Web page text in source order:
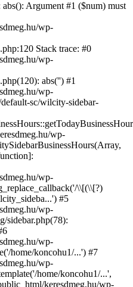
Argument #1 ($num) must
wp-
Stack trace: #0
wp-
abs('') #1
wp-
sc/wilcity-sidebar-
wp-
wp-
\\[(\\[?)
#5
wp-
sidebar.php(78):
wp-
home/koncohu1/...') #7
wp-
home/koncohu1/...',
keresdmeg.hu/wp-